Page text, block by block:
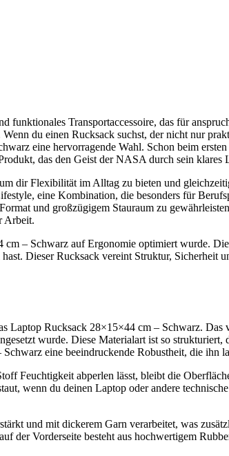
Transportaccessoire, das für
du einen Rucksack suchst, der nicht nur
eine hervorragende Wahl. Schon beim
das den Geist der NASA durch sein
dir Flexibilität im Alltag zu bieten und
eine Kombination, die besonders für
und großzügigem Stauraum zu
Arbeit.
– Schwarz auf Ergonomie optimiert wurde.
Dieser Rucksack vereint Struktur,
Rucksack 28×15×44 cm – Schwarz. Das
wurde. Diese Materialart ist so
eine beeindruckende Robustheit, die ihn
Feuchtigkeit abperlen lässt, bleibt die
wenn du deinen Laptop oder andere
und mit dickerem Garn verarbeitet, was
Vorderseite besteht aus hochwertigem